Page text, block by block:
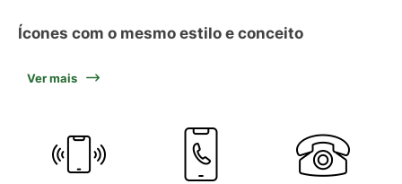
Ícones com o mesmo estilo e conceito
Ver mais